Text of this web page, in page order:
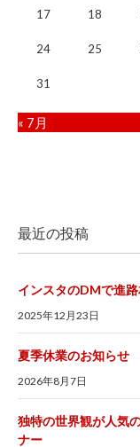
17 18
24 25
31
« 7月
最近の投稿
インスタのDMで進
2025年12月23日
夏季休業のお知らせ
2026年8月7日
独特の世界観が人気
ナー